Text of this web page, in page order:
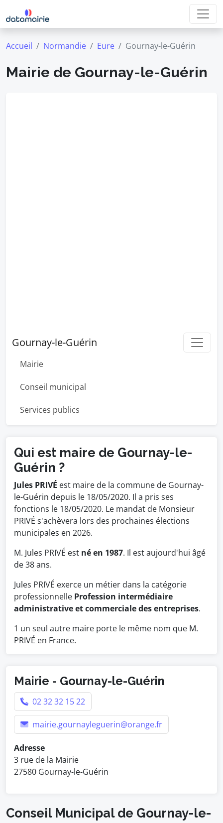
Accueil Normandie Eure Gournay-le-Guérin
Mairie de Gournay-le-Guérin
Gournay-le-Guérin
Mairie
Conseil municipal
Services publics
Qui est maire de Gournay-le-
Guérin ?
Jules PRIVÉ est maire de la commune de Gournay-
le-Guérin depuis le 18/05/2020. Il a pris ses
fonctions le 18/05/2020. Le mandat de Monsieur
PRIVÉ s'achèvera lors des prochaines élections
municipales en 2026.
M. Jules PRIVÉ est né en 1987. Il est aujourd'hui âgé
de 38 ans.
Jules PRIVÉ exerce un métier dans la catégorie
professionnelle Profession intermédiaire
administrative et commerciale des entreprises.
1 un seul autre maire porte le même nom que M.
PRIVÉ en France.
Mairie - Gournay-le-Guérin
02 32 32 15 22
mairie.gournayleguerin@orange.fr
Adresse
3 rue de la Mairie
27580 Gournay-le-Guérin
Conseil Municipal de Gournay-le-